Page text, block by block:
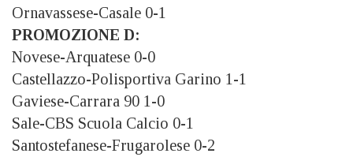
Ornavassese-Casale 0-1
PROMOZIONE D:
Novese-Arquatese 0-0
Castellazzo-Polisportiva Garino 1-1
Gaviese-Carrara 90 1-0
Sale-CBS Scuola Calcio 0-1
Santostefanese-Frugarolese 0-2